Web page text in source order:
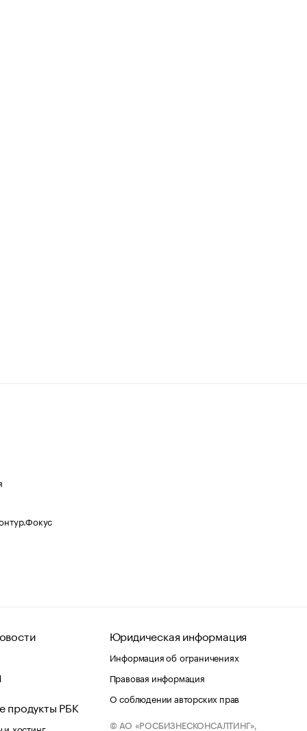
продукты РБК
хостинг
Юридическая информация
Информация об ограничениях
Правовая информация
О соблюдении авторских прав
© АО «РОСБИЗНЕСКОНСАЛТИНГ»,